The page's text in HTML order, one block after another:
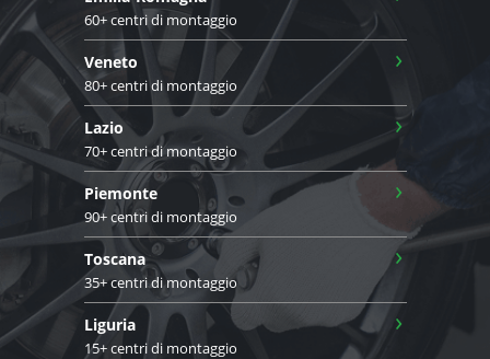
60+ centri di montaggio
Veneto
80+ centri di montaggio
›
Lazio
70+ centri di montaggio
›
Piemonte
90+ centri di montaggio
›
Toscana
35+ centri di montaggio
›
Liguria
15+ centri di montaggio
›